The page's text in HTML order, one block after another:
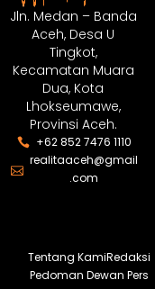
Jln. Medan – Banda
Aceh, Desa U
Tingkot,
Kecamatan Muara
Dua, Kota
Lhokseumawe,
Provinsi Aceh.
+62 852 7476 1110
realitaaceh@gmail
.com
Tentang KamiRedaksi
Pedoman Dewan Pers